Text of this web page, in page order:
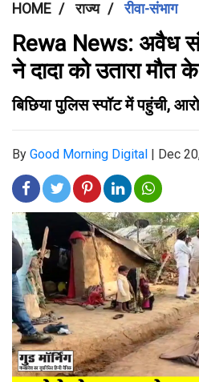
HOME राज्य रीवा-संभाग
Rewa News: अवैध
ने दादा को उतारा मौत
बिछिया पुलिस स्पॉट में पहुंची,
By Good Morning Digital | Dec